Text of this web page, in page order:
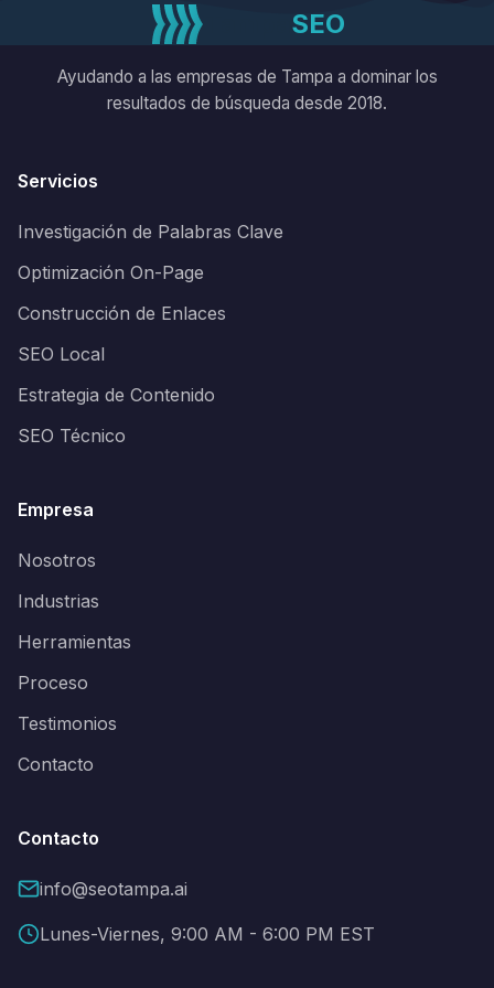
SEO
Ayudando a las empresas de Tampa a dominar los
resultados de búsqueda desde 2018.
Servicios
Investigación de Palabras Clave
Optimización On-Page
Construcción de Enlaces
SEO Local
Estrategia de Contenido
SEO Técnico
Empresa
Nosotros
Industrias
Herramientas
Proceso
Testimonios
Contacto
Contacto
info@seotampa.ai
Lunes-Viernes, 9:00 AM - 6:00 PM EST